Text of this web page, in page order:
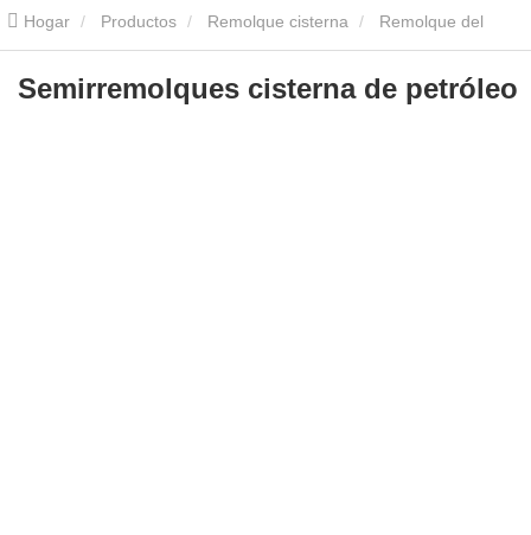
Hogar Productos Remolque cisterna Remolque del
tanque de aceite Semirremolques cisterna de petróleo
Semirremolques cisterna de petróleo